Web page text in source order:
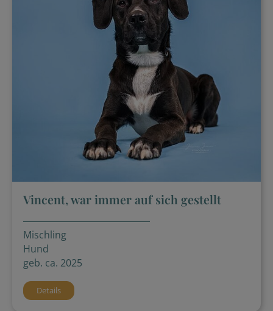
Vincent, war immer auf sich gestellt
Mischling
Hund
geb. ca. 2025
Details